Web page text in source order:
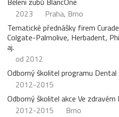
2023
Praha, Brno
Tematické přednášky firem
Colgate-Palmolive, Herbadent,
aj.
od 2012
Odborný školitel programu
2012-2015
Odborný školitel akce Ve zdravém
2012-2015
Brno